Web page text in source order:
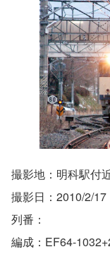
撮影地：明科駅付
撮影日：2010/2/17
列番：
編成：EF64-